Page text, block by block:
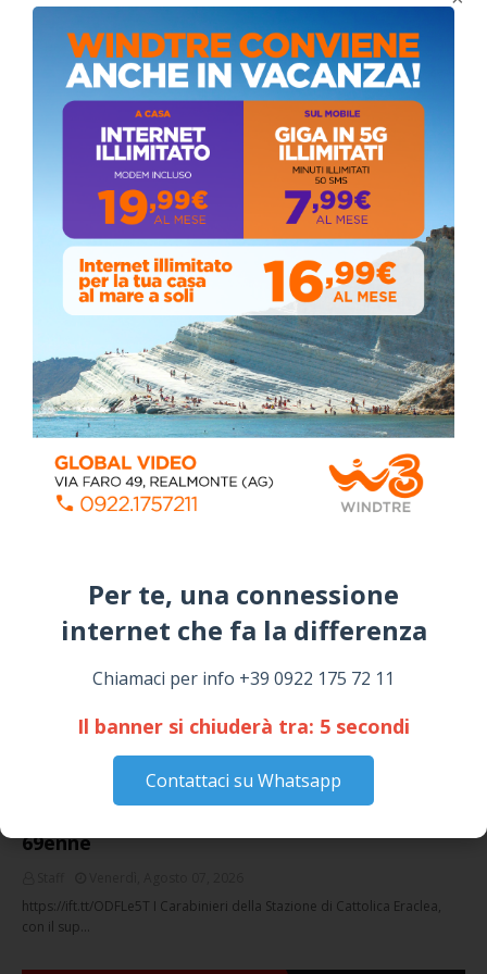
Per te, una connessione
internet che fa la differenza​
Chiamaci per info +39 0922 175 72 11
Il banner si chiuderà tra: 4 secondi
Contattaci su Whatsapp
Stefano Bissi entra nella Strada degli
Scrittori, celebrazione a Siculiana (VIDEO)
Giovedì, Luglio 30, 2026
Il vento ferma i fuochi, ma la devozione non si
ferma: spettacolo pirotecnico rinviato a
domani durante la processione al “Passo”
Sabato, Maggio 02, 2026
📅 ESTATE MEDITERRANEA 2026 – COMUNE DI
SICULIANA
July 24, 2026
Siculiana, concerto del 1° Maggio 2026 in
Piazza Umberto I: arrivano I Cugini di
Campagna
April 14, 2026
I “TEPPISTI DEI SOGNI” IN CONCERTO A
SICULIANA PER I FESTEGGIAMENTI DI SAN
Cattolica Eraclea, durante lite minaccia
nipote con pistola clandestina: arrestato
69enne
https://ift.tt/ODFLe5T I Carabinieri della Stazione di Cattolica Eraclea,
con il sup…